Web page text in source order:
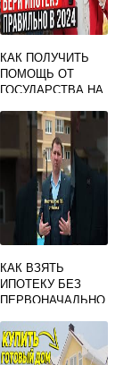
КАК ПОЛУЧИТЬ
ПОМОЩЬ ОТ
ГОСУДАРСТВА НА
ИПОТЕКИ
КАК ВЗЯТЬ
ИПОТЕКУ БЕЗ
ПЕРВОНАЧАЛЬНО
ФОРУМ